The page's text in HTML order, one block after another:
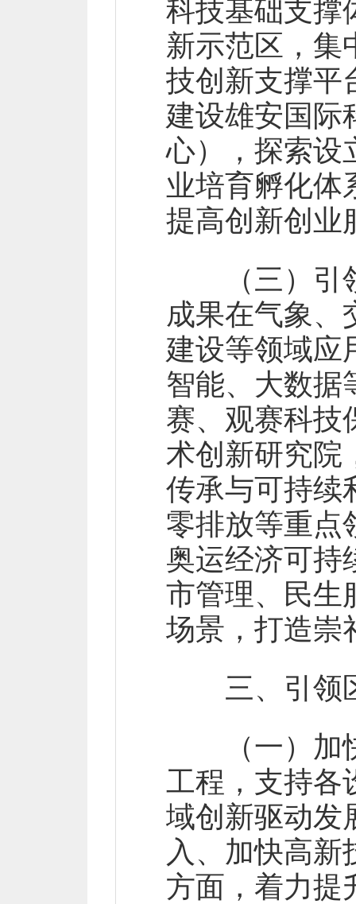
科技基础支撑
新示范区，集
技创新支撑平
建设雄安国际
心），探索设
业培育孵化体
提高创新创业
（三）引领
成果在气象、
建设等领域应
智能、大数据
赛、观赛科技
术创新研究院
传承与可持续
零排放等重点
奥运经济可持
市管理、民生
场景，打造崇
三、引领
（一）加快
工程，支持各
域创新驱动发
入、加快高
方面，着力提